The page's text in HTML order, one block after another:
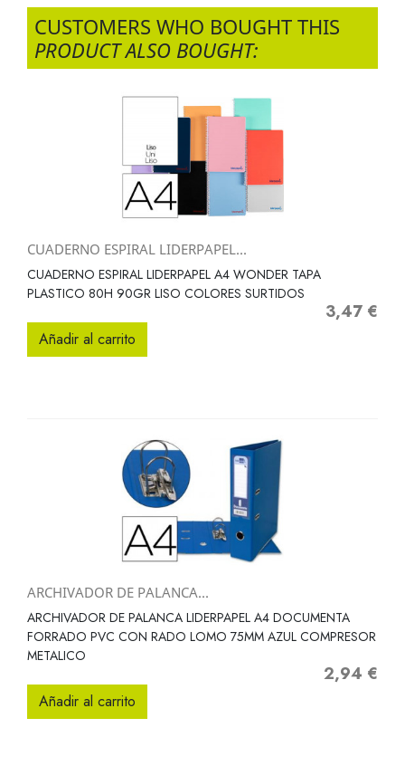
CUSTOMERS WHO BOUGHT THIS
PRODUCT ALSO BOUGHT:
CUADERNO ESPIRAL LIDERPAPEL...
CUADERNO ESPIRAL LIDERPAPEL A4 WONDER TAPA
PLASTICO 80H 90GR LISO COLORES SURTIDOS
Precio
3,47 €
Añadir al carrito
ARCHIVADOR DE PALANCA...
ARCHIVADOR DE PALANCA LIDERPAPEL A4 DOCUMENTA
FORRADO PVC CON RADO LOMO 75MM AZUL COMPRESOR
METALICO
Precio
2,94 €
Añadir al carrito